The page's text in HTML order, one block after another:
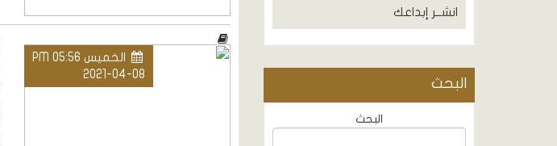
انشــر إبداعك
البحث
البحث
الخميس PM 05:56
2021-04-08